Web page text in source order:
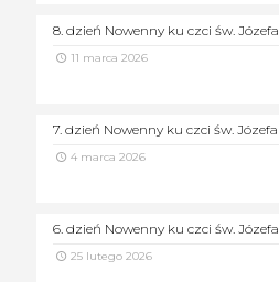
8. dzień Nowenny ku czci św. Józefa
11 marca 2026
7. dzień Nowenny ku czci św. Józefa
4 marca 2026
6. dzień Nowenny ku czci św. Józefa
25 lutego 2026